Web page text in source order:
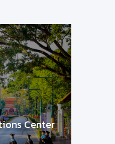
างสรรค์โครงการดีๆเพื่อสนับส
7 มกราคม 2563
ร้างสรรค์โครงการดีๆเพื่
ม
Center